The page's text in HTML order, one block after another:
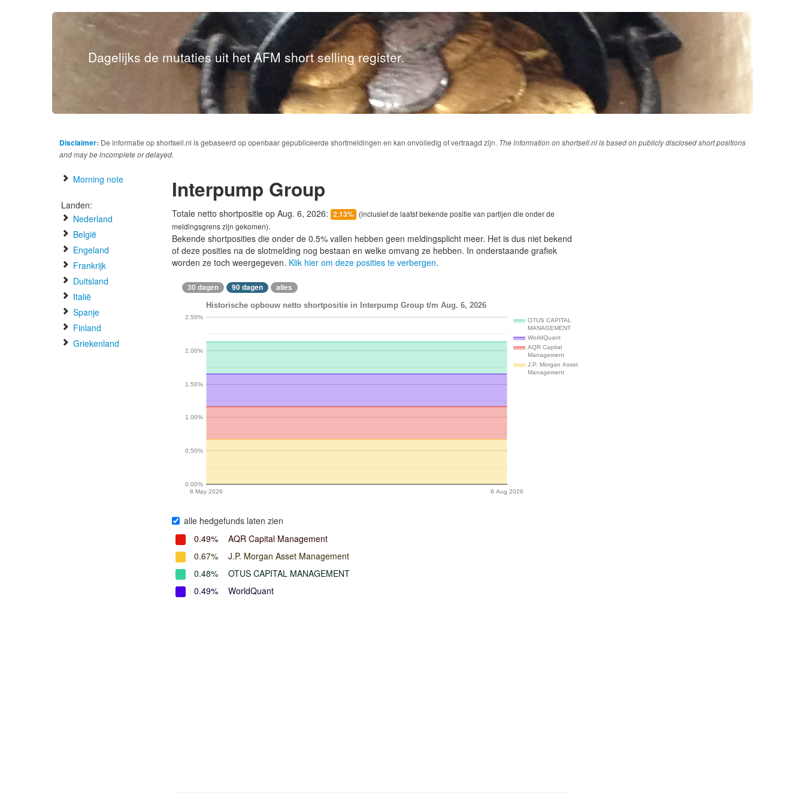
Dagelijks de mutaties uit het AFM short selling register.
Disclaimer: De informatie op shortsell.nl is gebaseerd op openbaar gepubliceerde shortmeldingen en kan onvolledig of vertraagd zijn. The information on shortsell.nl is based on publicly disclosed short positions
and may be incomplete or delayed.
Morning note
Landen:
Nederland
België
Engeland
Frankrijk
Duitsland
Italië
Spanje
Finland
Griekenland
Interpump Group
Totale netto shortpositie op Aug. 6, 2026: 2.13% (inclusief de laatst bekende positie van partijen die onder de
meldingsgrens zijn gekomen).
Bekende shortposities die onder de 0.5% vallen hebben geen meldingsplicht meer. Het is dus niet bekend
of deze posities na de slotmelding nog bestaan en welke omvang ze hebben. In onderstaande grafiek
worden ze toch weergegeven. Klik hier om deze posities te verbergen.
30 dagen 90 dagen alles
Historische opbouw netto shortpositie in Interpump Group t/m Aug. 6, 2026
OTUS CAPITAL
MANAGEMENT
WorldQuant
AQR Capital
Management
J.P. Morgan Asset
Management
8 May 2026 6 Aug 2026
0.00%
0.50%
1.00%
1.50%
2.00%
2.50%
alle hedgefunds laten zien
0.49%
AQR Capital Management
0.67%
J.P. Morgan Asset Management
0.48%
OTUS CAPITAL MANAGEMENT
0.49%
WorldQuant